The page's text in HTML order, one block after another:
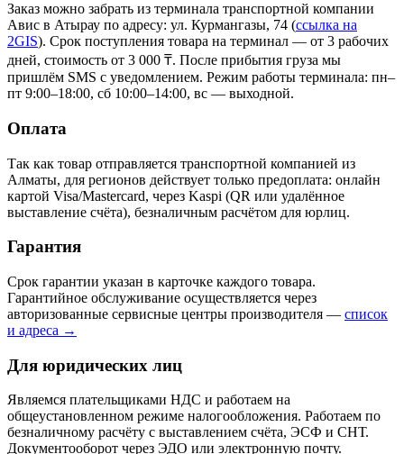
Заказ можно забрать из терминала транспортной компании
Авис в Атырау по адресу: ул. Курмангазы, 74 (ссылка на
2GIS). Срок поступления товара на терминал — от 3 рабочих
дней, стоимость от 3 000 ₸. После прибытия груза мы
пришлём SMS с уведомлением. Режим работы терминала: пн–
пт 9:00–18:00, сб 10:00–14:00, вс — выходной.
Оплата
Так как товар отправляется транспортной компанией из
Алматы, для регионов действует только предоплата: онлайн
картой Visa/Mastercard, через Kaspi (QR или удалённое
выставление счёта), безналичным расчётом для юрлиц.
Гарантия
Срок гарантии указан в карточке каждого товара.
Гарантийное обслуживание осуществляется через
авторизованные сервисные центры производителя — список
и адреса →
Для юридических лиц
Являемся плательщиками НДС и работаем на
общеустановленном режиме налогообложения. Работаем по
безналичному расчёту с выставлением счёта, ЭСФ и СНТ.
Документооборот через ЭДО или электронную почту.